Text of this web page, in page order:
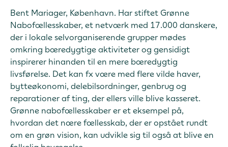
Bent Mariager, København. Har stiftet Grønne
Nabofællesskaber, et netværk med 17.000 danskere,
der i lokale selvorganiserende grupper mødes
omkring bæredygtige aktiviteter og gensidigt
inspirerer hinanden til en mere bæredygtig
livsførelse. Det kan fx være med flere vilde haver,
bytteøkonomi, delebilsordninger, genbrug og
reparationer af ting, der ellers ville blive kasseret.
Grønne nabofællesskaber er et eksempel på,
hvordan det nære fællesskab, der er opstået rundt
om en grøn vision, kan udvikle sig til også at blive en